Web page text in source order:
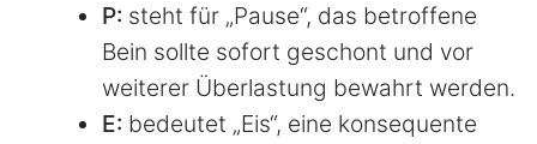
P: steht für „Pause“, das betroffene
Bein sollte sofort geschont und vor
weiterer Überlastung bewahrt werden.
E: bedeutet „Eis“, eine konsequente